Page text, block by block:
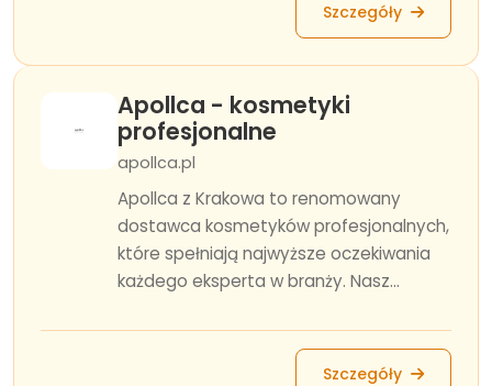
Szczegóły
Apollca - kosmetyki
profesjonalne
apollca.pl
Apollca z Krakowa to renomowany
dostawca kosmetyków profesjonalnych,
które spełniają najwyższe oczekiwania
każdego eksperta w branży. Nasz...
Szczegóły